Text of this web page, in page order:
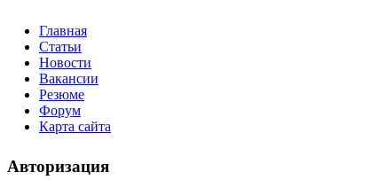
Главная
Статьи
Новости
Вакансии
Резюме
Форум
Карта сайта
Авторизация